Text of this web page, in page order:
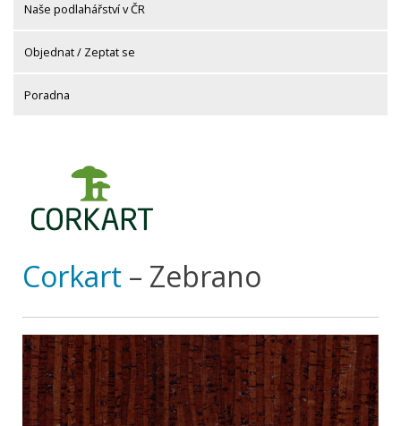
Naše podlahářství v ČR
Objednat / Zeptat se
Poradna
Corkart – Zebrano